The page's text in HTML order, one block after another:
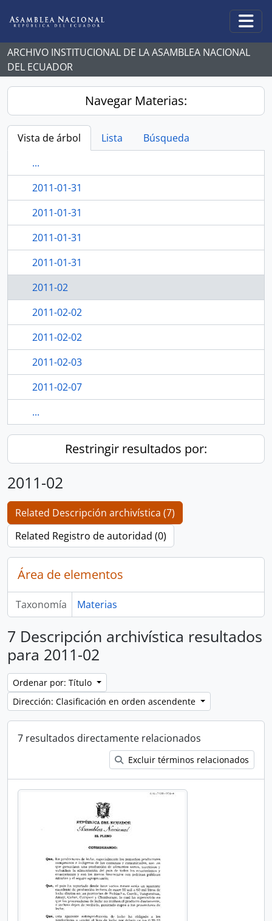
ARCHIVO INSTITUCIONAL DE LA ASAMBLEA NACIONAL
DEL ECUADOR
Navegar Materias:
Vista de árbol Lista
Búsqueda
...
2011-01-31
2011-01-31
2011-01-31
2011-01-31
2011-02
2011-02-02
2011-02-02
2011-02-03
2011-02-07
...
Restringir resultados por:
2011-02
Related Descripción archivística (7)
Related Registro de autoridad (0)
Área de elementos
Taxonomía Materias
7 Descripción archivística resultados
para 2011-02
Ordenar por: Título
Dirección: Clasificación en orden ascendente
7 resultados directamente relacionados
Excluir términos relacionados